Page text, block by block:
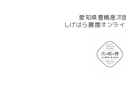
愛知県豊橋産次